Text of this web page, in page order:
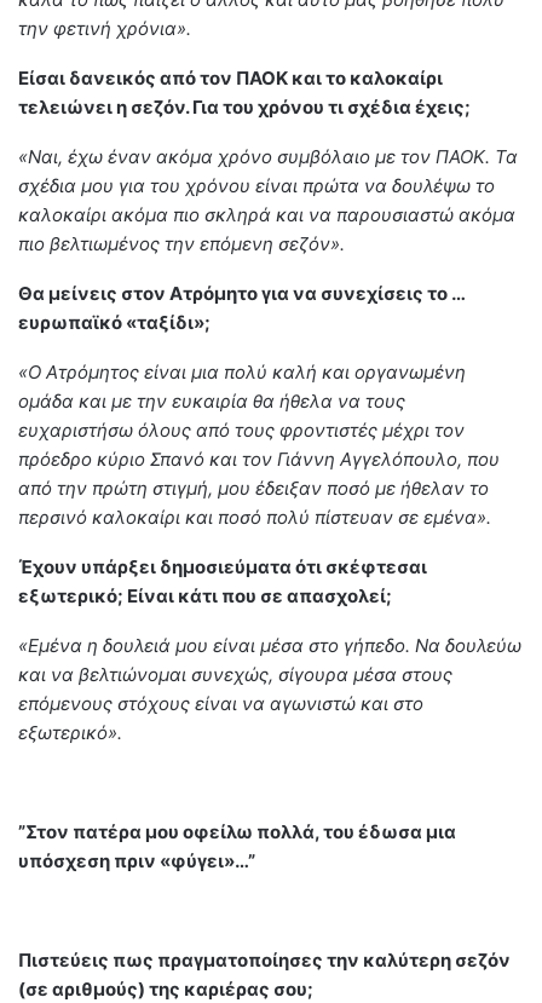
την φετινή χρόνια».
Είσαι δανεικός από τον ΠΑΟΚ και το καλοκαίρι
τελειώνει η σεζόν. Για του χρόνου τι σχέδια έχεις;
«Ναι, έχω έναν ακόμα χρόνο συμβόλαιο με τον ΠΑΟΚ. Τα
σχέδια μου για του χρόνου είναι πρώτα να δουλέψω το
καλοκαίρι ακόμα πιο σκληρά και να παρουσιαστώ ακόμα
πιο βελτιωμένος την επόμενη σεζόν».
Θα μείνεις στον Ατρόμητο για να συνεχίσεις το …
ευρωπαϊκό «ταξίδι»;
«Ο Ατρόμητος είναι μια πολύ καλή και οργανωμένη
ομάδα και με την ευκαιρία θα ήθελα να τους
ευχαριστήσω όλους από τους φροντιστές μέχρι τον
πρόεδρο κύριο Σπανό και τον Γιάννη Αγγελόπουλο, που
από την πρώτη στιγμή, μου έδειξαν ποσό με ήθελαν το
περσινό καλοκαίρι και ποσό πολύ πίστευαν σε εμένα».
Έχουν υπάρξει δημοσιεύματα ότι σκέφτεσαι
εξωτερικό; Είναι κάτι που σε απασχολεί;
«Εμένα η δουλειά μου είναι μέσα στο γήπεδο. Να δουλεύω
και να βελτιώνομαι συνεχώς, σίγουρα μέσα στους
επόμενους στόχους είναι να αγωνιστώ και στο
εξωτερικό».
”Στον πατέρα μου οφείλω πολλά, του έδωσα μια
υπόσχεση πριν «φύγει»…”
Πιστεύεις πως πραγματοποίησες την καλύτερη σεζόν
(σε αριθμούς) της καριέρας σου;